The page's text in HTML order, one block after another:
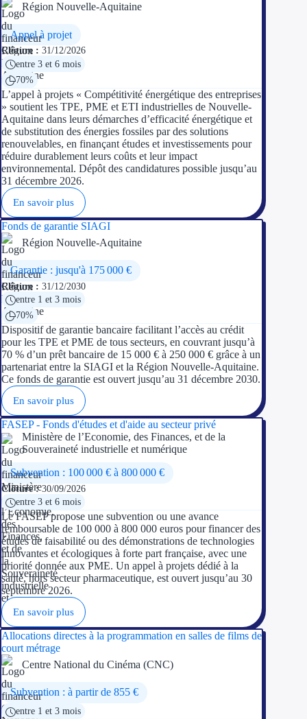
Région Nouvelle-Aquitaine
Appel à projet
Clôture : 31/12/2026
entre 3 et 6 mois
70%
L’appel à projets « Compétitivité énergétique des entreprises
» soutient les TPE, PME et ETI industrielles de Nouvelle-
Aquitaine dans leurs démarches d’efficacité énergétique et
de substitution des énergies fossiles par des solutions
renouvelables, en finançant études et investissements pour
réduire durablement leurs coûts et leur impact
environnemental. Dépôt des candidatures possible jusqu’au
31 décembre 2026.
En savoir plus
Fonds de garantie SIAGI
Région Nouvelle-Aquitaine
Garantie : jusqu'à 175 000 €
Clôture : 31/12/2030
entre 1 et 3 mois
70%
Dispositif de garantie bancaire facilitant l’accès au crédit
pour les TPE et PME de tous secteurs, en couvrant jusqu’à
70 % d’un prêt bancaire de 15 000 € à 250 000 € grâce à un
partenariat entre la SIAGI et la Région Nouvelle-Aquitaine.
Ce fonds de garantie est ouvert jusqu’au 31 décembre 2030.
En savoir plus
FASEP - Fonds d'études et d'aide au secteur privé
Ministère de l’Economie, des Finances, et de la
Souveraineté industrielle et numérique
Subvention : 100 000 € à 800 000 €
Clôture :30/09/2026
entre 3 et 6 mois
Le FASEP propose une subvention ou une avance
remboursable de 100 000 à 800 000 euros pour financer des
études de faisabilité ou des démonstrations de technologies
innovantes et écologiques à forte part française, avec une
priorité donnée aux PME. Un appel à projets dédié à la
santé, hors secteur pharmaceutique, est ouvert jusqu’au 30
septembre 2026.
En savoir plus
Allocations directes à la programmation en salles de films de
court métrage
Centre National du Cinéma (CNC)
Subvention : à partir de 855 €
entre 1 et 3 mois